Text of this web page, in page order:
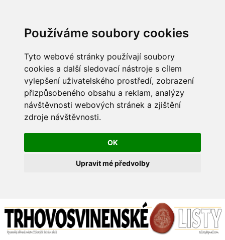
Používáme soubory cookies
Tyto webové stránky používají soubory
cookies a další sledovací nástroje s cílem
vylepšení uživatelského prostředí, zobrazení
přizpůsobeného obsahu a reklam, analýzy
návštěvnosti webových stránek a zjištění
zdroje návštěvnosti.
OK
Upravit mé předvolby